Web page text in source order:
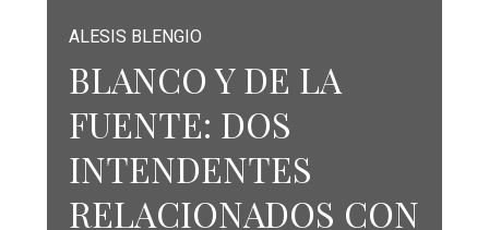
ALESIS BLENGIO
BLANCO Y DE LA
FUENTE: DOS
INTENDENTES
RELACIONADOS CON